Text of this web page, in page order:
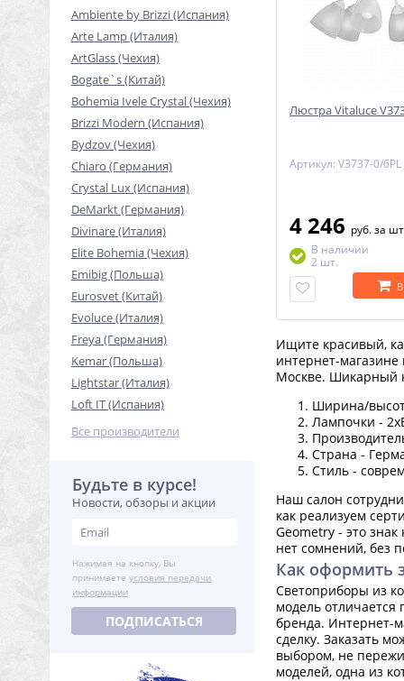
Ambiente by Brizzi (Испания)
Arte Lamp (Италия)
ArtGlass (Чехия)
Bogate`s (Китай)
Bohemia Ivele Crystal (Чехия)
Brizzi Modern (Испания)
Bydzov (Чехия)
Chiaro (Германия)
Crystal Lux (Испания)
DeMarkt (Германия)
Divinare (Италия)
Elite Bohemia (Чехия)
Emibig (Польша)
Eurosvet (Китай)
Evoluce (Италия)
Freya (Германия)
Kemar (Польша)
Lightstar (Италия)
Loft IT (Испания)
Все производители
Будьте в курсе!
Новости, обзоры и акции
Нажимая на кнопку, Вы
принимаете условия передачи
информации
ПОДПИСАТЬСЯ
Люстра Vitaluce
Артикул: V3737-0/6PL
4 246 руб.за шт
В наличии
2 шт.
Ищите красивый,
интернет-
Москве. Шикарный
Ширина/
Лампочки -
Страна -
Стиль -
Наш салон
как реализуем
Geometry - это
нет сомнений, без
Как оформить
Светоприборы из
модель отличается
бренда. Интернет-
сделку. Заказать
выбором, не
моделей, одна из